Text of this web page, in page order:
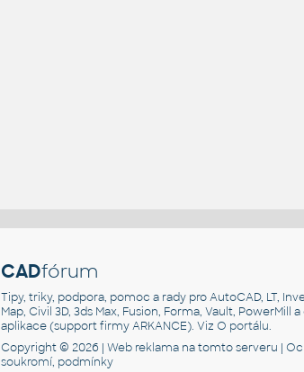
CADfórum
Tipy, triky, podpora, pomoc a rady pro AutoCAD, LT,
Map, Civil 3D, 3ds Max, Fusion, Forma, Vault, PowerMill
aplikace (support firmy ARKANCE). VizO portálu.
Copyright © 2026 |Web reklama na tomto serveru |
soukromí, podmínky